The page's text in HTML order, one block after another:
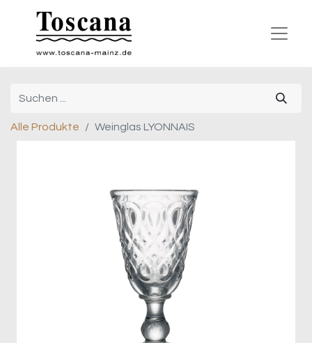
Alle Produkte Weinglas LYONNAIS